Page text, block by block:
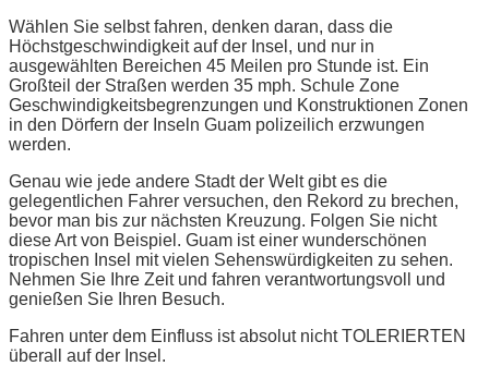
Wählen Sie selbst fahren, denken daran, dass die
Höchstgeschwindigkeit auf der Insel, und nur in
ausgewählten Bereichen 45 Meilen pro Stunde ist. Ein
Großteil der Straßen werden 35 mph. Schule Zone
Geschwindigkeitsbegrenzungen und Konstruktionen Zonen
in den Dörfern der Inseln Guam polizeilich erzwungen
werden.
Genau wie jede andere Stadt der Welt gibt es die
gelegentlichen Fahrer versuchen, den Rekord zu brechen,
bevor man bis zur nächsten Kreuzung. Folgen Sie nicht
diese Art von Beispiel. Guam ist einer wunderschönen
tropischen Insel mit vielen Sehenswürdigkeiten zu sehen.
Nehmen Sie Ihre Zeit und fahren verantwortungsvoll und
genießen Sie Ihren Besuch.
Fahren unter dem Einfluss ist absolut nicht TOLERIERTEN
überall auf der Insel.